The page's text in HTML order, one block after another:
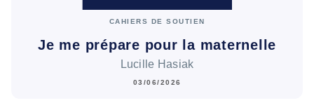
CAHIERS DE SOUTIEN
Je me prépare pour la maternelle
Lucille Hasiak
03/06/2026